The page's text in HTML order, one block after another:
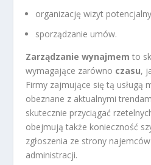
organizację wizyt
sporządzanie umów.
Zarządzanie wynajmem to
wymagające zarówno czasu,
Firmy zajmujące się tą usługą
obeznane z aktualnymi
skutecznie przyciągać
obejmują także konieczność
zgłoszenia ze strony
administracji.